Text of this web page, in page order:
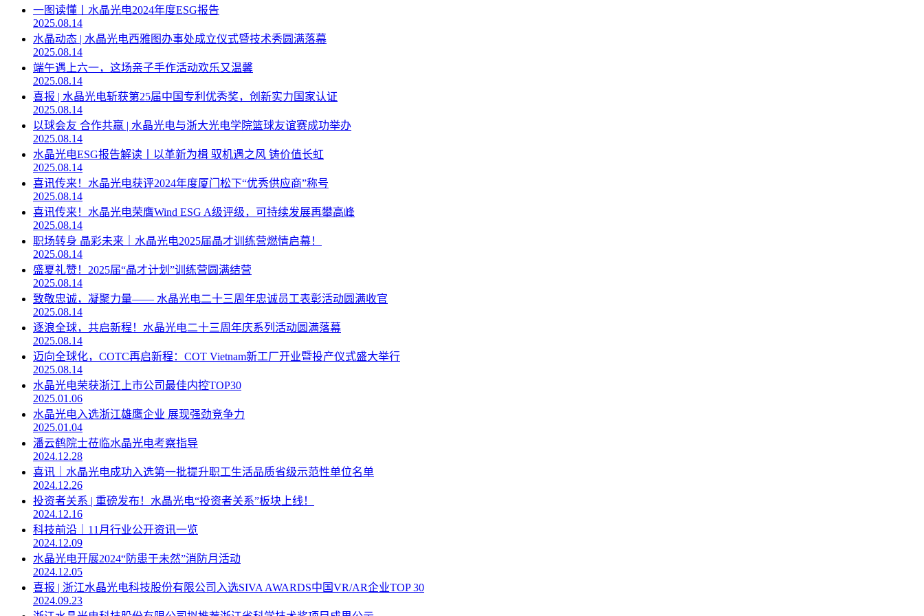
一图读懂丨水晶光电2024年度ESG报告
2025.08.14
水晶动态 | 水晶光电西雅图办事处成立仪式暨技术秀圆满落幕
2025.08.14
端午遇上六一，这场亲子手作活动欢乐又温馨
2025.08.14
喜报 | 水晶光电斩获第25届中国专利优秀奖，创新实力国家认证
2025.08.14
以球会友 合作共赢 | 水晶光电与浙大光电学院篮球友谊赛成功举办
2025.08.14
水晶光电ESG报告解读丨以革新为楫 驭机遇之风 铸价值长虹
2025.08.14
喜讯传来！水晶光电获评2024年度厦门松下“优秀供应商”称号
2025.08.14
喜讯传来！水晶光电荣膺Wind ESG A级评级，可持续发展再攀高峰
2025.08.14
职场转身 晶彩未来｜水晶光电2025届晶才训练营燃情启幕！
2025.08.14
盛夏礼赞！2025届“晶才计划”训练营圆满结营
2025.08.14
致敬忠诚，凝聚力量—— 水晶光电二十三周年忠诚员工表彰活动圆满收官
2025.08.14
逐浪全球，共启新程！水晶光电二十三周年庆系列活动圆满落幕
2025.08.14
迈向全球化，COTC再启新程：COT Vietnam新工厂开业暨投产仪式盛大举行
2025.08.14
水晶光电荣获浙江上市公司最佳内控TOP30
2025.01.06
水晶光电入选浙江雄鹰企业 展现强劲竞争力
2025.01.04
潘云鹤院士莅临水晶光电考察指导
2024.12.28
喜讯｜水晶光电成功入选第一批提升职工生活品质省级示范性单位名单
2024.12.26
投资者关系 | 重磅发布！水晶光电“投资者关系”板块上线！
2024.12.16
科技前沿｜11月行业公开资讯一览
2024.12.09
水晶光电开展2024“防患于未然”消防月活动
2024.12.05
喜报 | 浙江水晶光电科技股份有限公司入选SIVA AWARDS中国VR/AR企业TOP 30
2024.09.23